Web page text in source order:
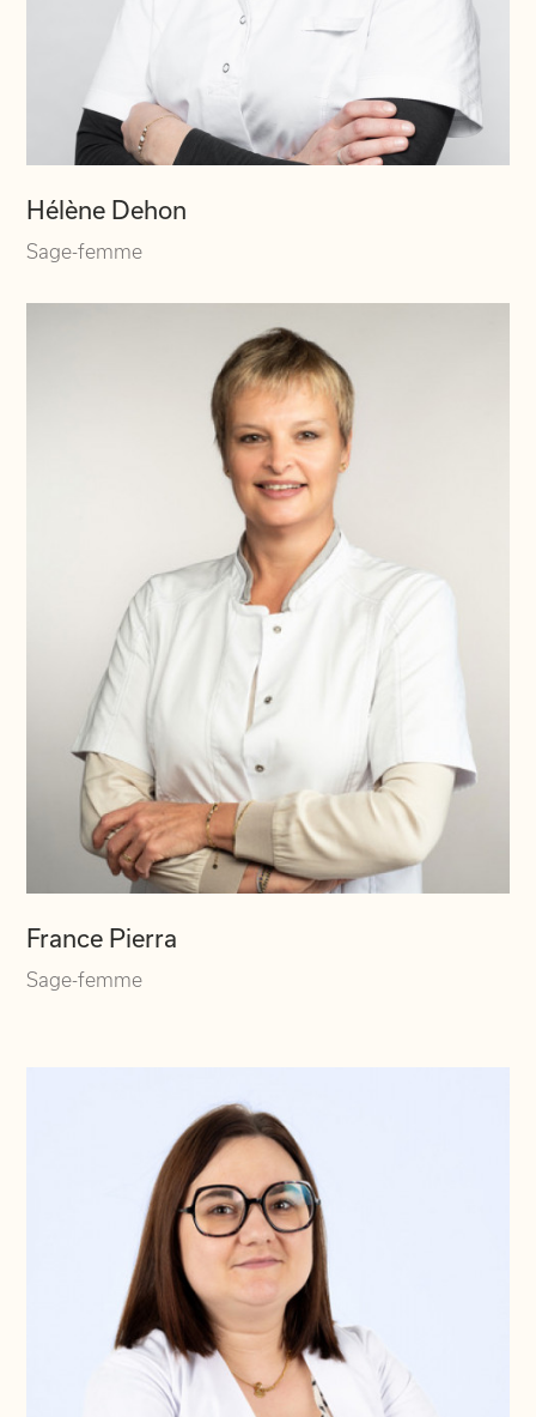
Hélène Dehon
Sage-femme
France Pierra
Sage-femme